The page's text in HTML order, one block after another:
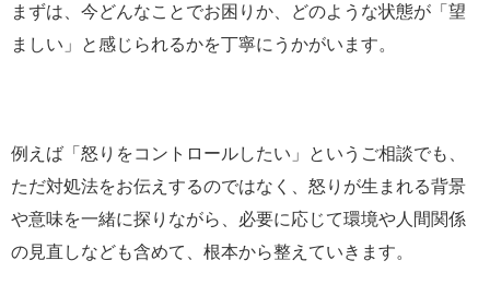
まずは、今どんなことでお困りか、どのような状態が「望
ましい」と感じられるかを丁寧にうかがいます。
例えば「怒りをコントロールしたい」というご相談でも、
ただ対処法をお伝えするのではなく、怒りが生まれる背景
や意味を一緒に探りながら、必要に応じて環境や人間関係
の見直しなども含めて、根本から整えていきます。